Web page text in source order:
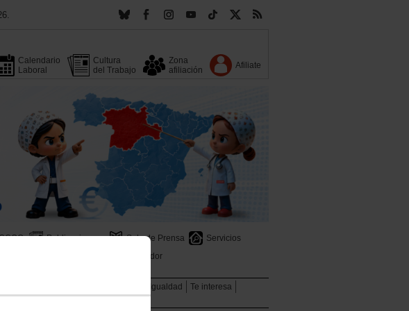
Calendario
Laboral
Cultura
del Trabajo
Zona
afiliación
Afiliate
Publicaciones Sala de Prensa
Servicios
Buscador
Igualdad
Te interesa